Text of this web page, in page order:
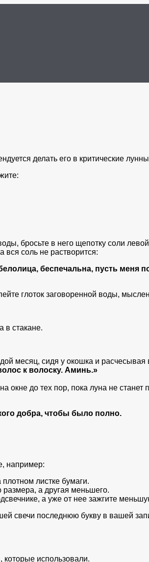
делать его в критические
бросьте в него щепотку соли левой
вся соль не растворится:
беспечальна, пусть меня
глоток заговоренной воды,
в стакане.
месяц, сидя у окошка и расчесывая
к волоску. Аминь.»
окне до тех пор, пока луна не станет
добра, чтобы было полно.
например:
листке бумаги.
а другая меньшего.
а уже от нее зажгите
свечи последнюю букву в вашей
которые использовали.